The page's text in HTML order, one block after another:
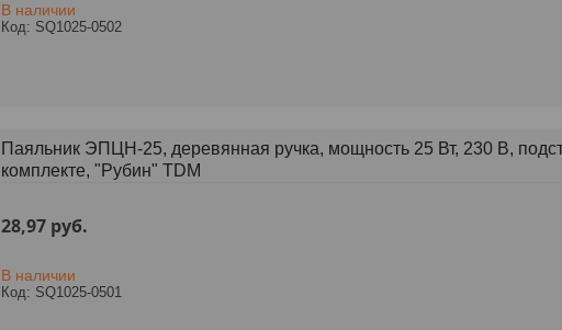
В наличии
SQ1025-0502
Паяльник ЭПЦН-25, деревянная ручка, мощность 25 Вт, 230 В,
комплекте, "Рубин" TDM
28,97 руб.
В наличии
SQ1025-0501